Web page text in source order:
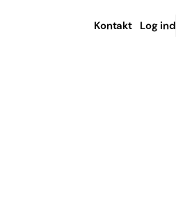
Kontakt Log ind